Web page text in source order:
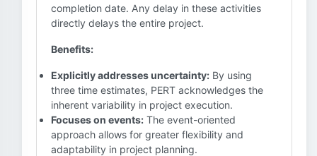
completion date. Any delay in these activities
directly delays the entire project.
Benefits:
Explicitly addresses uncertainty: By using
three time estimates, PERT acknowledges the
inherent variability in project execution.
Focuses on events: The event-oriented
approach allows for greater flexibility and
adaptability in project planning.